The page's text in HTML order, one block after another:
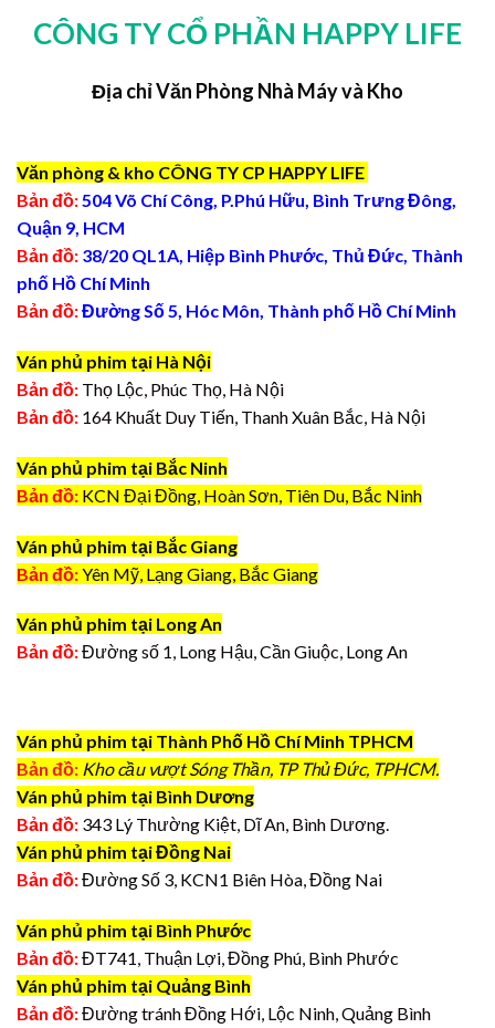
CÔNG TY CỔ PHẦN HAPPY LIFE
Địa chỉ Văn Phòng Nhà Máy và Kho
Văn phòng & kho CÔNG TY CP HAPPY LIFE
Bản đồ:504 Võ Chí Công, P.Phú Hữu, Bình Trưng Đông,
Quận 9, HCM
Bản đồ: 38/20 QL1A, Hiệp Bình Phước, Thủ Đức, Thành
phố Hồ Chí Minh
Bản đồ:Đường Số 5, Hóc Môn, Thành phố Hồ Chí Minh
Ván phủ phim tại Hà Nội
Bản đồ: Thọ Lộc, Phúc Thọ, Hà Nội
Bản đồ: 164 Khuất Duy Tiến, Thanh Xuân Bắc, Hà Nội
Ván phủ phim tại Bắc Ninh
Bản đồ: KCN Đại Đồng, Hoàn Sơn, Tiên Du, Bắc Ninh
Ván phủ phim tại Bắc Giang
Bản đồ:Yên Mỹ, Lạng Giang, Bắc Giang
Ván phủ phim tại Long An
Bản đồ:Đường số 1, Long Hậu, Cần Giuộc, Long An
Ván phủ phim tại Thành Phố Hồ Chí Minh TPHCM
Bản đồ: Kho cầu vượt Sóng Thần, TP Thủ Đức, TPHCM.
Ván phủ phim tại Bình Dương
Bản đồ: 343 Lý Thường Kiệt, Dĩ An, Bình Dương.
Ván phủ phim tại Đồng Nai
Bản đồ:Đường Số 3, KCN1 Biên Hòa, Đồng Nai
Ván phủ phim tại Bình Phước
Bản đồ:ĐT741, Thuận Lợi, Đồng Phú, Bình Phước
Ván phủ phim tại Quảng Bình
Bản đồ:Đường tránh Đồng Hới, Lộc Ninh, Quảng Bình